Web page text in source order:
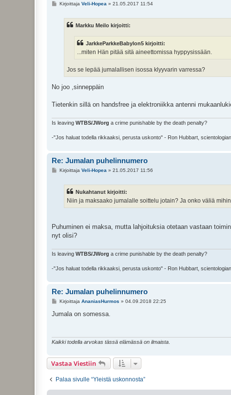
VKirjoittaja Veli-Hopea » 21.05.2017 11:54
Markku Meilo kirjoitti:
JarkkeParkkeBabylon5 kirjoitti:
...miten Hän pitää sitä aineettomissa hyppysissään.
Jos se lepää jumalallisen isossa klyyvarin varressa?
No joo ,sinneppäin
Tietenkin sillä on handsfree ja elektroniikka antenni
Is leaving WTBS/JWorg a crime punishable by the death penalty?
-"Jos haluat todella rikkaaksi, perusta uskonto" - Ron Hubbart,
Re: Jumalan puhelinnumero
VKirjoittaja Veli-Hopea » 21.05.2017 11:56
Nukahtanut kirjoitti:
Niin ja maksaako jumalalle soittelu jotain? Ja onko väliä
Puhuminen ei maksa, mutta lahjoituksia otetaan vastaan
nyt olisi?
Is leaving WTBS/JWorg a crime punishable by the death penalty?
-"Jos haluat todella rikkaaksi, perusta uskonto" - Ron Hubbart,
Re: Jumalan puhelinnumero
V
e
Kirjoittaja AnaniasHurmos » 04.09.2018 22:25
Jumala on somessa.
Kaikki todella arvokas tässä elämässä on ilmaista
Vastaa Viestiin
Palaa sivulle “Yleistä uskonnosta”